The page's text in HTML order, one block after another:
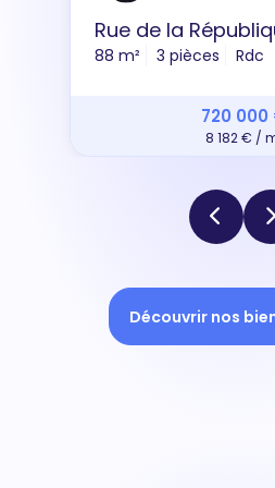
Rue de la
88 m² 3 pièces Rdc
720 000
8 182 € /
Découvrir nos